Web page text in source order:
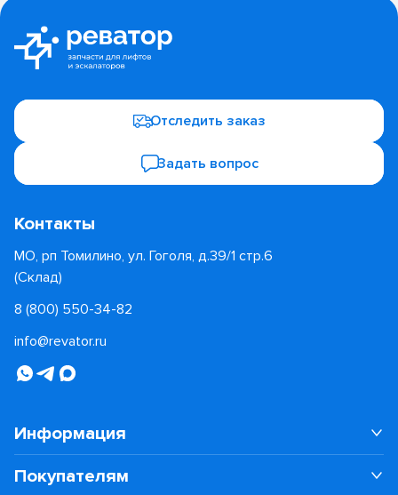
Отследить заказ
Задать вопрос
Контакты
МО, рп Томилино, ул. Гоголя, д.39/1 стр.6
(Склад)
8 (800) 550-34-82
info@revator.ru
Информация
Покупателям